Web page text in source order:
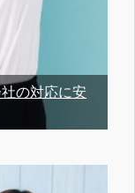
の対応に安